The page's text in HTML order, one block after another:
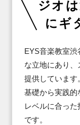
ジオ
にギ
EYS音楽教室渋
な立地にあり
提供しています
基礎から実践的
レベルに合っ
です。